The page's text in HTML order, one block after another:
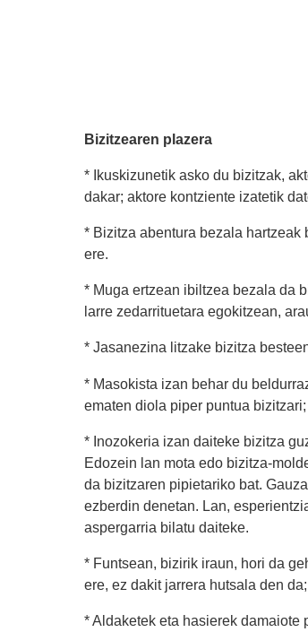
Bizitzearen plazera
* Ikuskizunetik asko du bizitzak,
dakar; aktore kontziente izatetik
* Bizitza abentura bezala hartzeak
ere.
* Muga ertzean ibiltzea bezala da
larre zedarrituetara egokitzean,
* Jasanezina litzake bizitza
* Masokista izan behar du
ematen diola piper puntua
* Inozokeria izan daiteke bizitza
Edozein lan mota edo bizitza-
da bizitzaren pipietariko bat.
ezberdin denetan. Lan,
aspergarria bilatu daiteke.
* Funtsean, bizirik iraun, hori da
ere, ez dakit jarrera hutsala den
* Aldaketek eta hasierek damaiote